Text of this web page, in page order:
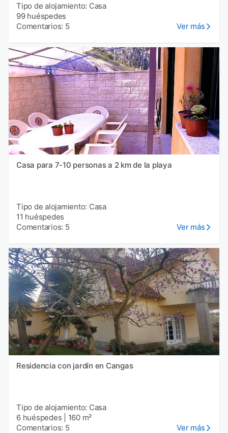
Tipo de alojamiento: Casa
99 huéspedes
Comentarios: 5
Ver más
Casa para 7-10 personas a 2 km de la playa
Tipo de alojamiento: Casa
11 huéspedes
Comentarios: 5
Ver más
Residencia con jardín en Cangas
Tipo de alojamiento: Casa
6 huéspedes
160 m²
Comentarios: 5
Ver más